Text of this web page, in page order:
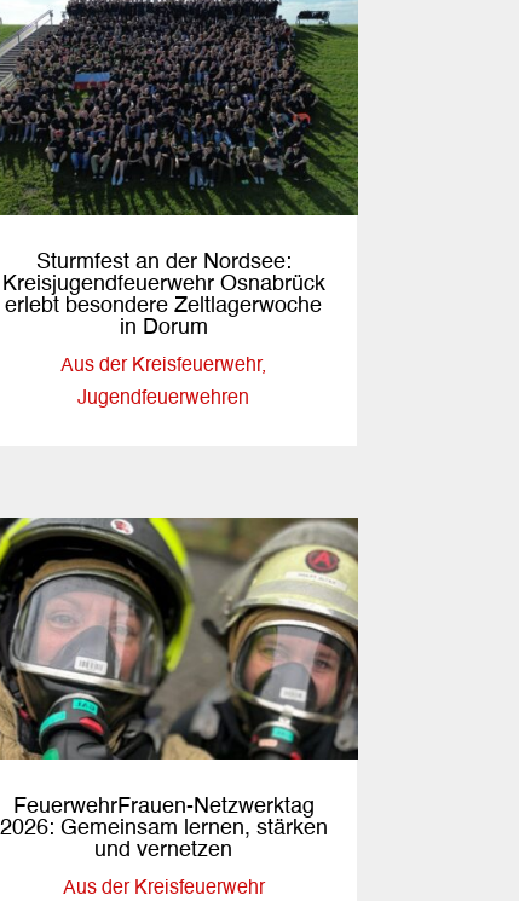
Sturmfest an der Nordsee:
Kreisjugendfeuerwehr Osnabrück
erlebt besondere Zeltlagerwoche
in Dorum
Aus der Kreisfeuerwehr,
Jugendfeuerwehren
FeuerwehrFrauen-Netzwerktag
2026: Gemeinsam lernen, stärken
und vernetzen
Aus der Kreisfeuerwehr